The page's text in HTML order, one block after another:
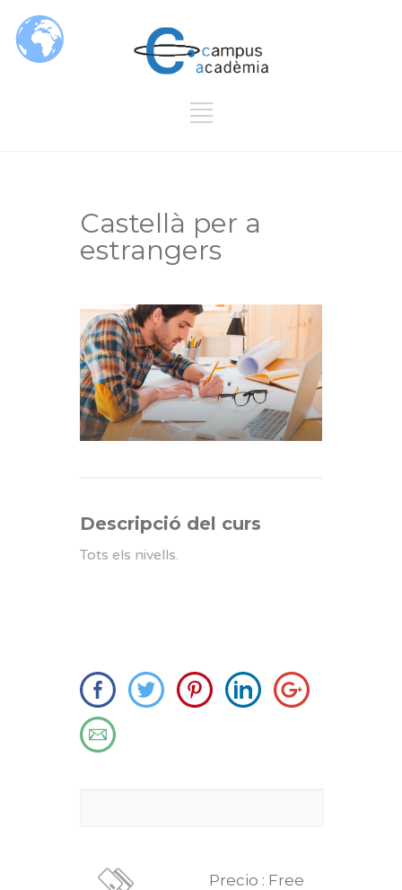
Castellà per a
estrangers
Descripció del curs
Tots els nivells.
Precio : Free